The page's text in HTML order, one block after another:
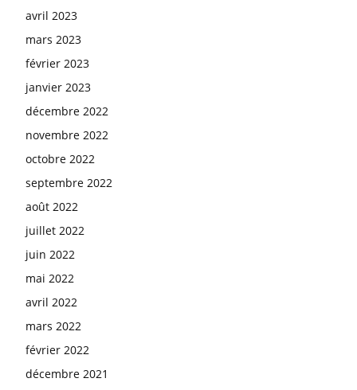
avril 2023
mars 2023
février 2023
janvier 2023
décembre 2022
novembre 2022
octobre 2022
septembre 2022
août 2022
juillet 2022
juin 2022
mai 2022
avril 2022
mars 2022
février 2022
décembre 2021